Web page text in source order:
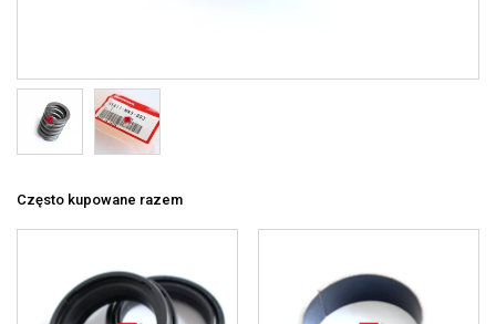
Często kupowane razem